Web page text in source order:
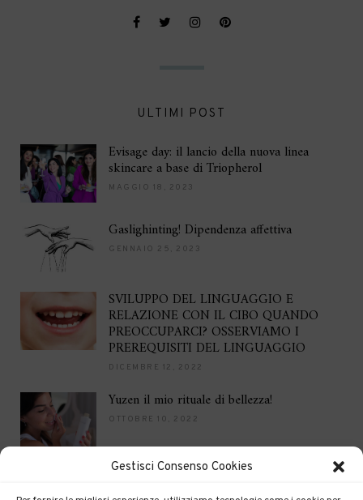
Gestisci Consenso Cookies
ULTIMI POST
Evisage day: il lancio della nuova linea
skincare a base di Triopherol
MAGGIO 18, 2023
Gaslighinting! Dipendenza affettiva
GENNAIO 25, 2023
SVILUPPO DEL LINGUAGGIO E
RELAZIONE CON IL CIBO QUANDO
PREOCCUPARCI? OSSERVIAMO I
PREREQUISITI DEL LINGUAGGIO
DICEMBRE 12, 2022
Yuzen il mio rituale di bellezza!
OTTOBRE 10, 2022
DICEMBRE 16, 2021